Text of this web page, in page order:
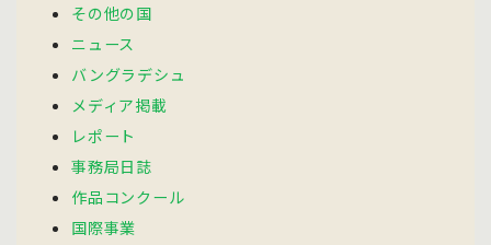
その他の国
ニュース
バングラデシュ
メディア掲載
レポート
事務局日誌
作品コンクール
国際事業